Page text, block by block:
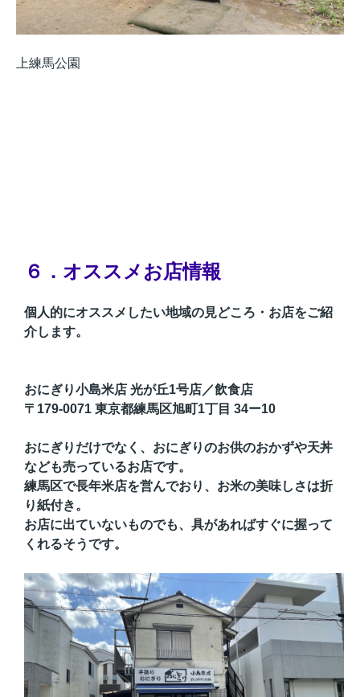
上練馬公園
６．オススメお店情報
個人的にオススメしたい地域の見どころ・お店をご紹
介します。
おにぎり小島米店 光が丘1号店／飲食店
〒179-0071 東京都練馬区旭町1丁目 34ー10
おにぎりだけでなく、おにぎりのお供のおかずや天丼
なども売っているお店です。
練馬区で長年米店を営んでおり、お米の美味しさは折
り紙付き。
お店に出ていないものでも、具があればすぐに握って
くれるそうです。